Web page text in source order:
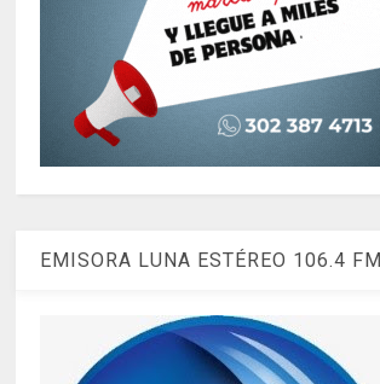
EMISORA LUNA ESTÉREO 106.4 FM